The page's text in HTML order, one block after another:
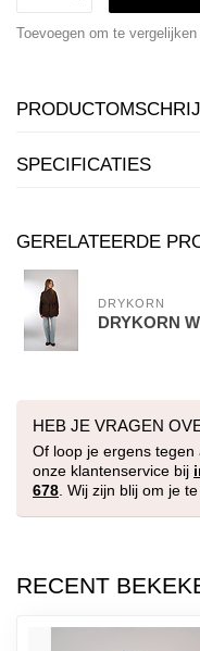
Toevoegen om te vergelijken
SPECIFICATIES
GERELATEERDE
DRYKORN
DRYKORN
HEB JE VRAGEN
Of loop je ergens
onze klantenservice bij
678. Wij zijn blij om je
RECENT